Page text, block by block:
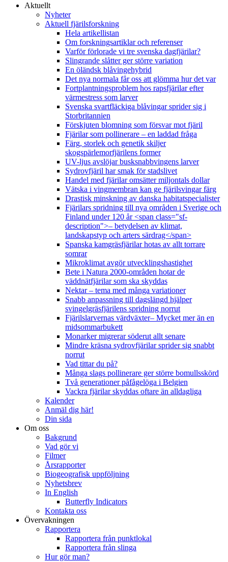
Aktuellt
Nyheter
Aktuell fjärilsforskning
Hela artikellistan
Om forskningsartiklar och referenser
Varför förlorade vi tre svenska dagfjärilar?
Slingrande slåtter ger större variation
En öländsk blåvingehybrid
Det nya normala får oss att glömma hur det var
Fortplantningsproblem hos rapsfjärilar efter
värmestress som larver
Svenska svartfläckiga blåvingar sprider sig i
Storbritannien
Förskjuten blomning som försvar mot fjäril
Fjärilar som pollinerare – en laddad fråga
Färg, storlek och genetik skiljer
skogspärlemorfjärilens former
UV-ljus avslöjar busksnabbvingens larver
Sydrovfjäril har smak för stadslivet
Handel med fjärilar omsätter miljontals dollar
Vätska i vingmembran kan ge fjärilsvingar färg
Drastisk minskning av danska habitatspecialister
Fjärilars spridning till nya områden i Sverige och
Finland under 120 år <span class="sf-
description">– betydelsen av klimat,
landskapstyp och arters särdrag</span>
Spanska kamgräsfjärilar hotas av allt torrare
somrar
Mikroklimat avgör utvecklingshastighet
Bete i Natura 2000-områden hotar de
väddnätfjärilar som ska skyddas
Nektar – tema med många variationer
Snabb anpassning till dagslängd hjälper
svingelgräsfjärilens spridning norrut
Fjärilslarvernas värdväxter– Mycket mer än en
midsommarbukett
Monarker migrerar söderut allt senare
Mindre kräsna sydrovfjärilar sprider sig snabbt
norrut
Vad tittar du på?
Många slags pollinerare ger större bomullsskörd
Två generationer påfågelöga i Belgien
Vackra fjärilar skyddas oftare än alldagliga
Kalender
Anmäl dig här!
Din sida
Om oss
Bakgrund
Vad gör vi
Filmer
Årsrapporter
Biogeografisk uppföljning
Nyhetsbrev
In English
Butterfly Indicators
Kontakta oss
Övervakningen
Rapportera
Rapportera från punktlokal
Rapportera från slinga
Hur gör man?